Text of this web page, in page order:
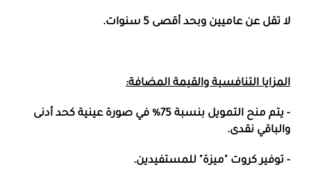
لا تقل عن عاميين وبحد أقصى 5 سنوات.
المزايا التنافسية والقيمة المضافة:
- يتم منح التمويل بنسبة 75% في صورة عينية كحد أدنى
والباقي نقدى.
- توفير كروت "ميزة" للمستفيدين.